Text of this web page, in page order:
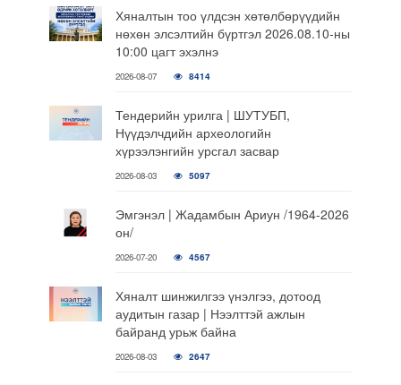
Хяналтын тоо үлдсэн хөтөлбөрүүдийн
нөхөн элсэлтийн бүртгэл 2026.08.10-ны
10:00 цагт эхэлнэ
2026-08-07 8414
Тендерийн урилга | ШУТУБП,
Нүүдэлчдийн археологийн
хүрээлэнгийн урсгал засвар
2026-08-03 5097
Эмгэнэл | Жадамбын Ариун /1964-2026
он/
2026-07-20 4567
Хяналт шинжилгээ үнэлгээ, дотоод
аудитын газар | Нээлттэй ажлын
байранд урьж байна
2026-08-03 2647